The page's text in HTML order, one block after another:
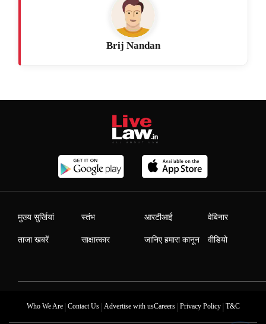
Brij Nandan
मुख्य सुर्खियां
ताजा खबरें
स्तंभ
साक्षात्कार
आरटीआई
जानिए हमारा कानून
वेबिनार
वीडियो
Who We Are| Contact Us| Advertise with usCareers| Privacy Policy| T&C